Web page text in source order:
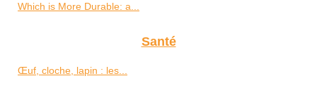
Which is More Durable: a...
Santé
Œuf, cloche, lapin : les...